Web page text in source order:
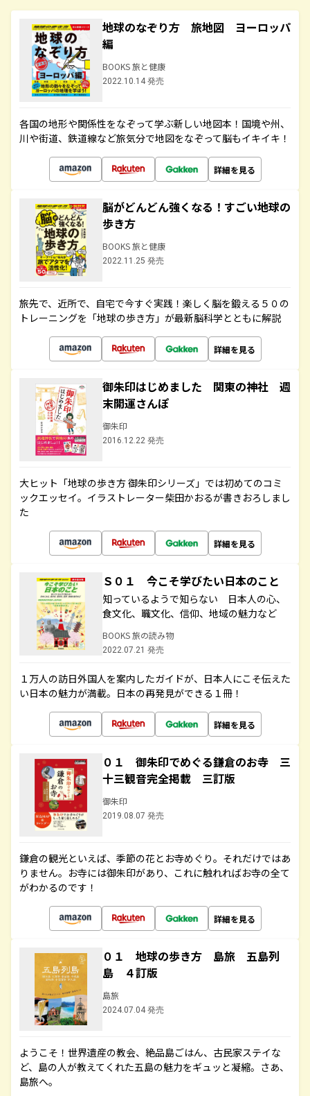
地球のなぞり方 旅地図 ヨーロッパ
編
BOOKS 旅と健康
2022.10.14 発売
各国の地形や関係性をなぞって学ぶ新しい地図本！国境や州、
川や街道、鉄道線など旅気分で地図をなぞって脳もイキイキ！
詳細を見る
脳がどんどん強くなる！すごい地球の
歩き方
BOOKS 旅と健康
2022.11.25 発売
旅先で、近所で、自宅で今すぐ実践！楽しく脳を鍛える５０の
トレーニングを「地球の歩き方」が最新脳科学とともに解説
詳細を見る
御朱印はじめました 関東の神社 週
末開運さんぽ
御朱印
2016.12.22 発売
大ヒット「地球の歩き方 御朱印シリーズ」では初めてのコミ
ックエッセイ。イラストレーター柴田かおるが書きおろしまし
た
詳細を見る
Ｓ０１ 今こそ学びたい日本のこと
知っているようで知らない 日本人の心、
食文化、職文化、信仰、地域の魅力など
BOOKS 旅の読み物
2022.07.21 発売
１万人の訪日外国人を案内したガイドが、日本人にこそ伝えた
い日本の魅力が満載。日本の再発見ができる１冊！
詳細を見る
０１ 御朱印でめぐる鎌倉のお寺 三
十三観音完全掲載 三訂版
御朱印
2019.08.07 発売
鎌倉の観光といえば、季節の花とお寺めぐり。それだけではあ
りません。お寺には御朱印があり、これに触れればお寺の全て
がわかるのです！
詳細を見る
０１ 地球の歩き方 島旅 五島列
島 ４訂版
島旅
2024.07.04 発売
ようこそ！世界遺産の教会、絶品島ごはん、古民家ステイな
ど、島の人が教えてくれた五島の魅力をギュッと凝縮。さあ、
島旅へ。